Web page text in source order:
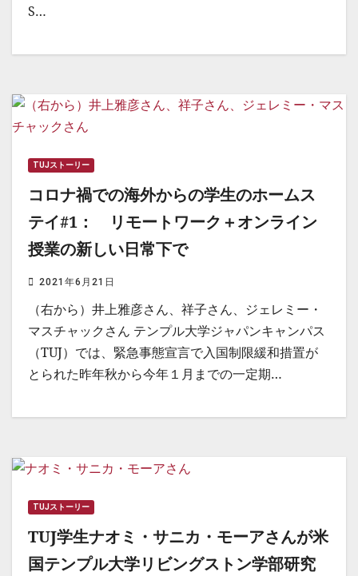
S…
TUJストーリー
コロナ禍での海外からの学生のホームス
テイ#1： リモートワーク＋オンライン
授業の新しい日常下で
2021年6月21日
（右から）井上雅彦さん、祥子さん、ジェレミー・
マスチャックさん テンプル大学ジャパンキャンパス
（TUJ）では、緊急事態宣言で入国制限緩和措置が
とられた昨年秋から今年１月までの一定期…
TUJストーリー
TUJ学生ナオミ・サニカ・モーアさんが米
国テンプル大学リビングストン学部研究